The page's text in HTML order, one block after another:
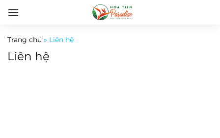
qua
dung
Trang chủ » Liên hệ
Liên hệ